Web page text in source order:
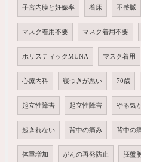
子宮内膜と妊娠率 着床 不整脈
マスク着用不要 マスク着用不要
ホリスティックMUNA マスク着用
心療内科 寝つきが悪い 70歳
起立性障害 起立性障害 やる気
起きれない 背中の痛み 背中の
体重増加 がんの再発防止 胚盤